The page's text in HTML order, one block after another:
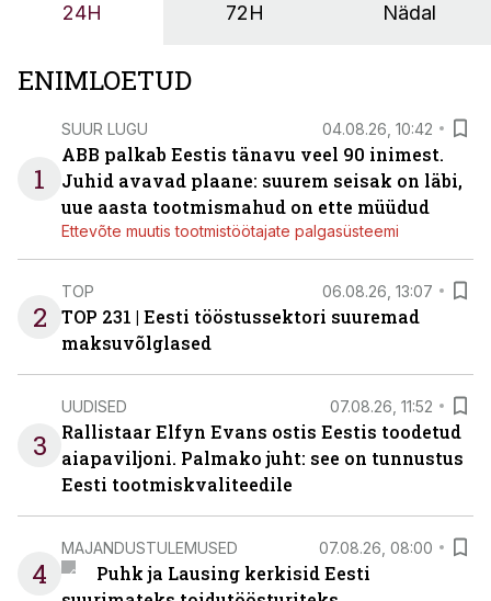
24H 72H Nädal
ENIMLOETUD
1
SUUR LUGU 04.08.26, 10:42
ABB palkab Eestis tänavu veel 90 inimest.
Juhid avavad plaane: suurem seisak on läbi,
uue aasta tootmismahud on ette müüdud
Ettevõte muutis tootmistöötajate palgasüsteemi
2
TOP 06.08.26, 13:07
TOP 231 | Eesti tööstussektori suuremad
maksuvõlglased
3
UUDISED 07.08.26, 11:52
Rallistaar Elfyn Evans ostis Eestis toodetud
aiapaviljoni. Palmako juht: see on tunnustus
Eesti tootmiskvaliteedile
4
MAJANDUSTULEMUSED 07.08.26, 08:00
Puhk ja Lausing kerkisid Eesti